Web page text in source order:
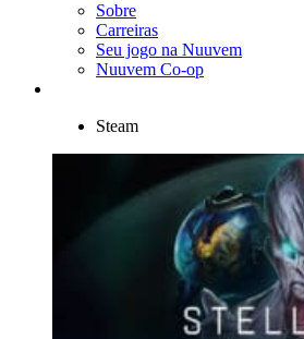
Sobre
Carreiras
Seu jogo na Nuuvem
Nuuvem Co-op
Steam